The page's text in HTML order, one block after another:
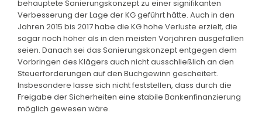
behauptete Sanierungskonzept zu einer signifikanten
Verbesserung der Lage der KG geführt hätte. Auch in den
Jahren 2015 bis 2017 habe die KG hohe Verluste erzielt, die
sogar noch höher als in den meisten Vorjahren ausgefallen
seien. Danach sei das Sanierungskonzept entgegen dem
Vorbringen des Klägers auch nicht ausschließlich an den
Steuerforderungen auf den Buchgewinn gescheitert.
Insbesondere lasse sich nicht feststellen, dass durch die
Freigabe der Sicherheiten eine stabile Bankenfinanzierung
möglich gewesen wäre.